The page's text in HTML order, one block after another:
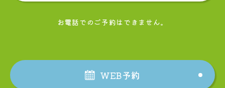
お電話でのご予約はできません。
WEB予約